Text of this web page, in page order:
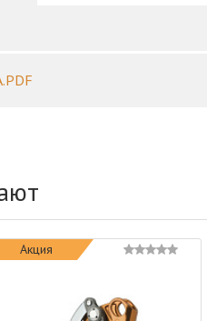
Акция